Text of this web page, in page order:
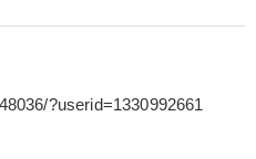
?userid=1330992661
感谢大家的阅读。新的